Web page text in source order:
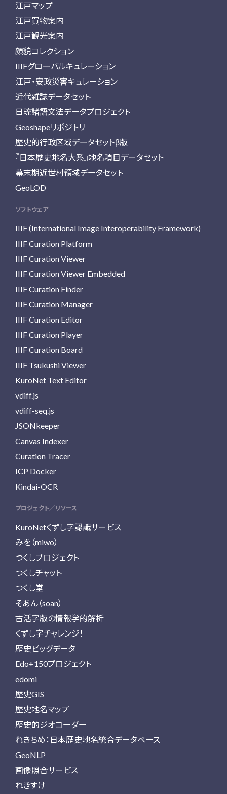
江戸マップ
江戸買物案内
江戸観光案内
顔貌コレクション
IIIFグローバルキュレーション
江戸・安政災害キュレーション
近代雑誌データセット
日琉諸語文法データプロジェクト
Geoshapeリポジトリ
歴史的行政区域データセットβ版
『日本歴史地名大系』地名項目データセット
幕末期近世村領域データセット
GeoLOD
ソフトウェア
IIIF (International Image Interoperability Framework)
IIIF Curation Platform
IIIF Curation Viewer
IIIF Curation Viewer Embedded
IIIF Curation Finder
IIIF Curation Manager
IIIF Curation Editor
IIIF Curation Player
IIIF Curation Board
IIIF Tsukushi Viewer
KuroNet Text Editor
vdiff.js
vdiff-seq.js
JSONkeeper
Canvas Indexer
Curation Tracer
ICP Docker
Kindai-OCR
プロジェクト／リソース
KuroNetくずし字認識サービス
みを（miwo）
つくしプロジェクト
つくしチャット
つくし堂
そあん（soan）
古活字版の情報学的解析
くずし字チャレンジ！
歴史ビッグデータ
Edo+150プロジェクト
edomi
歴史GIS
歴史地名マップ
歴史的ジオコーダー
れきちめ：日本歴史地名統合データベース
GeoNLP
画像照合サービス
れきすけ